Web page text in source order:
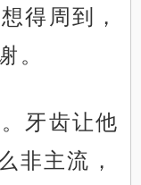
得周到，
。
牙齿让他
非主流，